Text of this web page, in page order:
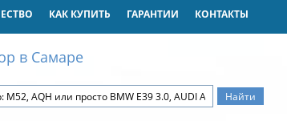
КАК КУПИТЬ ГАРАНТИИ КОНТАКТЫ
в Самаре